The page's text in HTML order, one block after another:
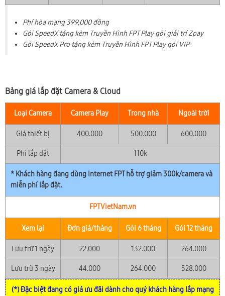
Phí hòa mạng 399,000 đồng
Gói SpeedX tặng kèm Truyền Hình FPT Play gói giải trí Zpay
Gói SpeedX Pro tặng kèm Truyền Hình FPT Play gói VIP
Bảng giá lắp đặt Camera & Cloud
Loại Camera Camera Play Trong nhà Ngoài trời
Giá thiết bị 400.000 500.000 600.000
Phí lắp đặt 110k
* Khách hàng đang dùng Internet FPT hỗ trợ giảm 300k/camera và
miễn phí lắp đặt.
FPTVietNam.vn
Xem lại Đơn giá/tháng Gói 6 tháng Gói 12 tháng
Lưu trữ 1 ngày 22.000 132.000 264.000
Lưu trữ 3 ngày 44.000 264.000 528.000
(*) Đặc biệt đang có giá ưu đãi dành cho quý khách hàng lắp mạng